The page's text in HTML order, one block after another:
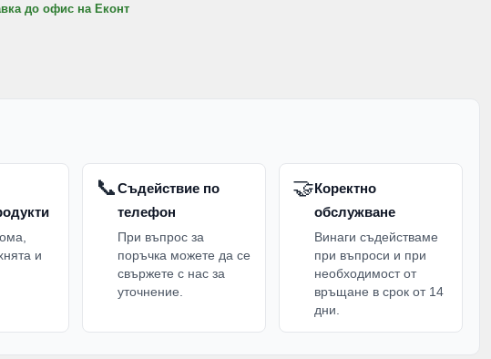
до офис на Еконт
и
📞Съдействие по
телефон
При въпрос за
поръчка можете да се
свържете с нас за
уточнение.
🤝Коректно
обслужване
Винаги съдействаме
при въпроси и при
необходимост от
връщане в срок от 14
дни.